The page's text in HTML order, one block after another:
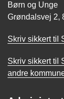
Børn og Unge
Grøndalsvej 2,
Skriv sikkert til
Skriv sikkert til
andre